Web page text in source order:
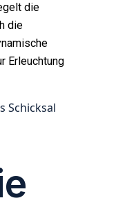
die
die
Erleuchtung
Schicksal